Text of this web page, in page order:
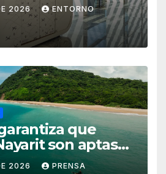
2026 ENTORNO
que
son aptas
2026 PRENSA